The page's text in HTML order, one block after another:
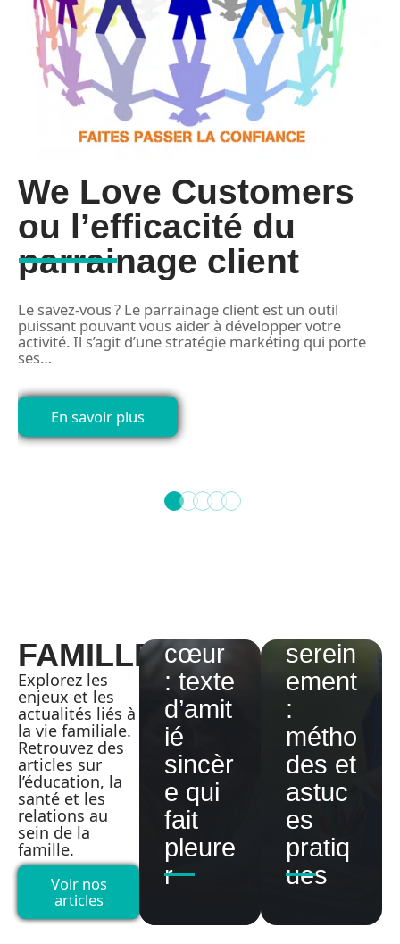
We Love Customers
ou l’efficacité du
parrainage client
Le savez-vous ? Le parrainage client est un outil
puissant pouvant vous aider à développer votre
activité. Il s’agit d’une stratégie markéting qui porte
ses…
En savoir plus
FAMILLE
Explorez les
enjeux et les
actualités liés à
la vie familiale.
Retrouvez des
articles sur
l’éducation, la
santé et les
relations au
sein de la
famille.
Voir nos
articles
Des
cœur
: texte
d’amit
ié
sincèr
e qui
fait
pleure
r
serein
ement
:
métho
des et
astuc
es
pratiq
ues
Tablat
ure
guitar
e
Partiti
on
pour
enfant
s :
des
Préno
m
Préno
m
Basile